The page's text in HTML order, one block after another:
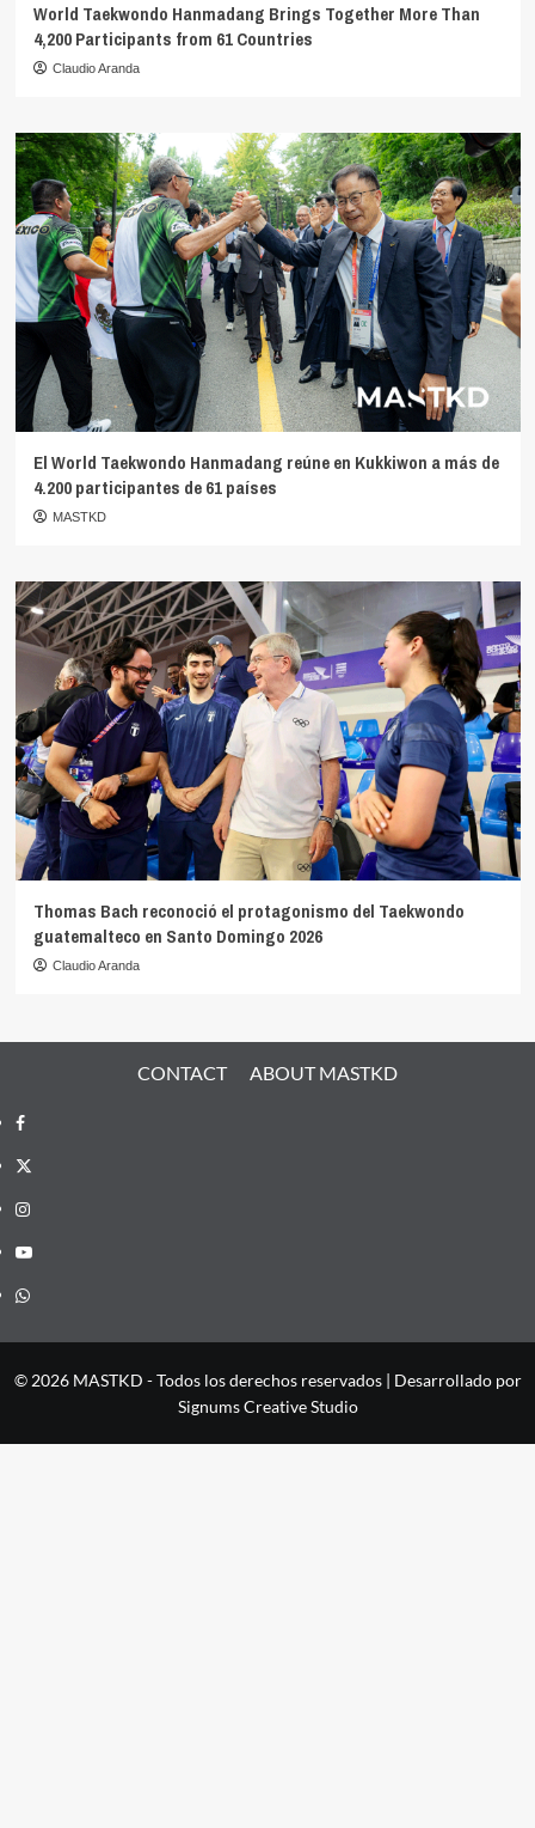
World Taekwondo Hanmadang Brings Together More Than
4,200 Participants from 61 Countries
Claudio Aranda
El World Taekwondo Hanmadang reúne en Kukkiwon a más de
4.200 participantes de 61 países
MASTKD
Thomas Bach reconoció el protagonismo del Taekwondo
guatemalteco en Santo Domingo 2026
Claudio Aranda
CONTACT ABOUT MASTKD
Facebook
X
Instagram
YouTube
Whatsapp